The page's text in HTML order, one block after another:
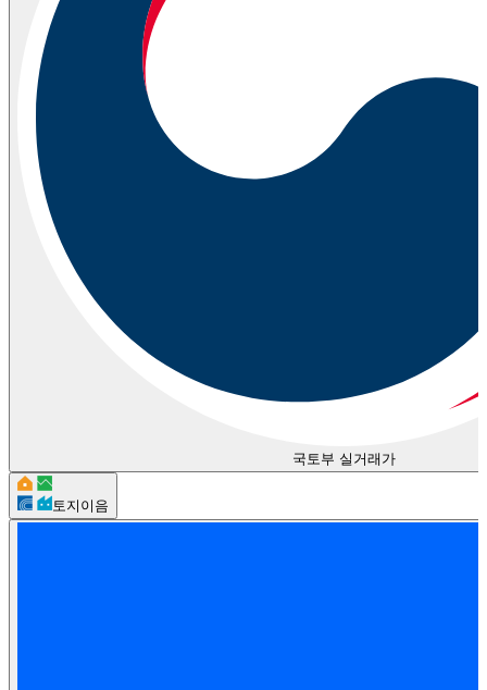
국토부 실거래가
토지이음